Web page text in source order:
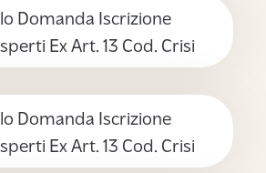
Domanda Iscrizione
Ex Art. 13 Cod. Crisi
Domanda Iscrizione
Ex Art. 13 Cod. Crisi